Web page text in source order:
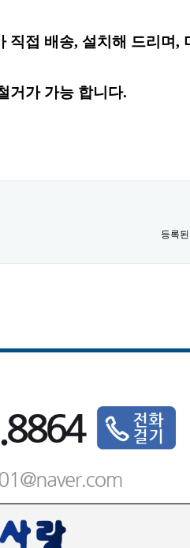
직접 배송, 설치해 드리며,
거가 가능 합니다.
등록